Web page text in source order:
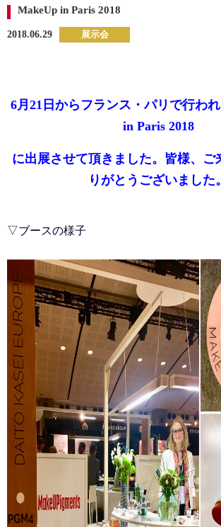
MakeUp in Paris 2018
2018.06.29
6月21日からフランス ・パリ で行わ
in Paris 2018
に出展させて頂きました。 皆様、ご
りがとうございました。
▽ブースの様子